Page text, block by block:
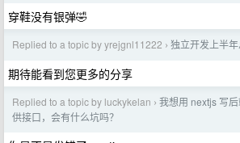
穿鞋没有银弹🤣
Replied to a topic by yrejgnl11222 › 独立开发上半
期待能看到您更多的分享
Replied to a topic by luckykelan › 我想用 nextjs 写
供接口，会有什么坑吗？